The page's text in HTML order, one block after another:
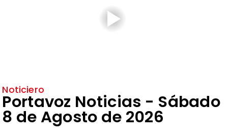
Noticiero
Portavoz Noticias - Sábado
8 de Agosto de 2026